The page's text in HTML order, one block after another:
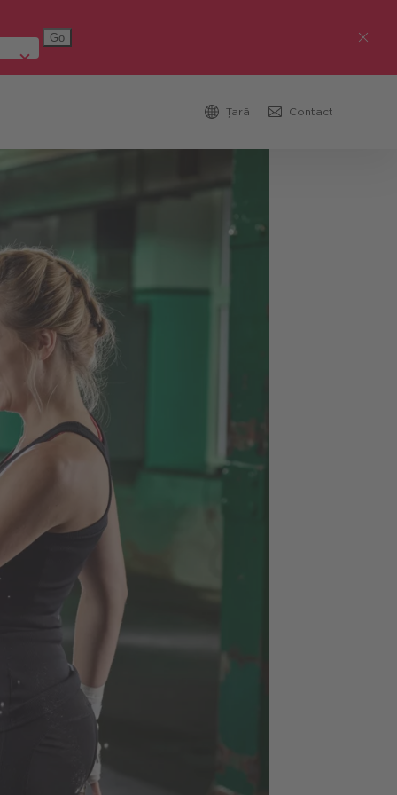
Republica Cehă (čeština)
Țară Contact